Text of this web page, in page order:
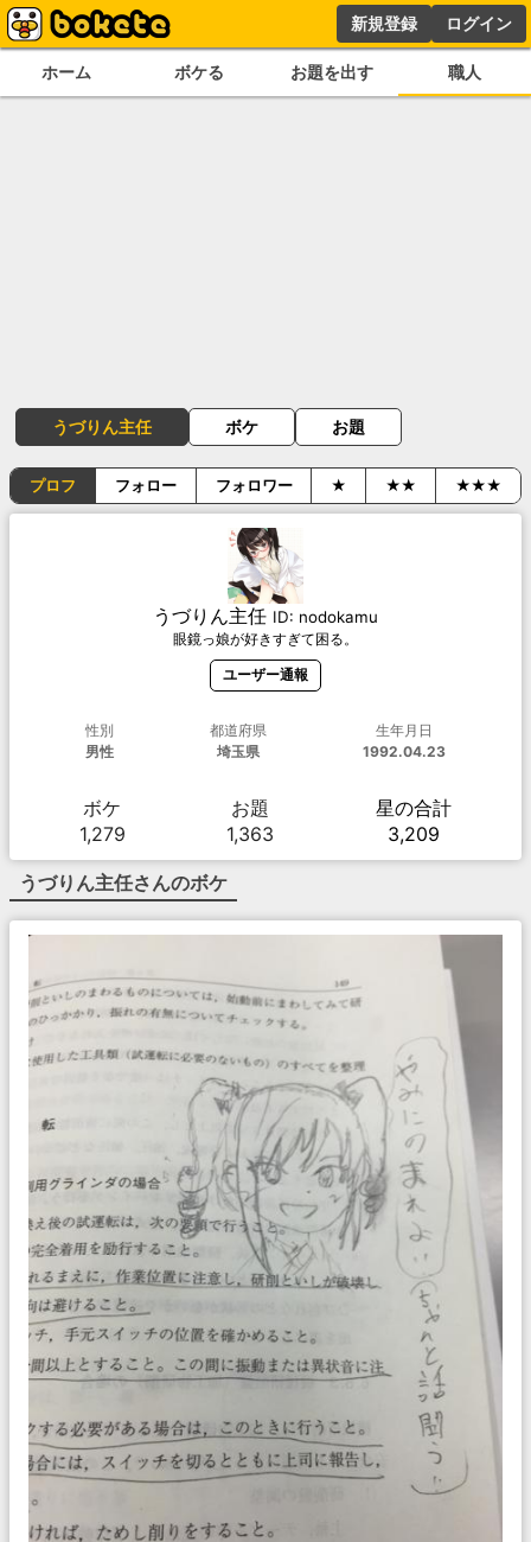
新規登録 ログイン
ホーム ボケる お題を出す 職人
うづりん主任 ボケ お題
プロフ フォロー フォロワー ★ ★★ ★★★
うづりん主任 ID: nodokamu
眼鏡っ娘が好きすぎて困る。
ユーザー通報
性別
男性
都道府県
埼玉県
生年月日
1992.04.23
ボケ
1,279
お題
1,363
星の合計
3,209
うづりん主任さんのボケ